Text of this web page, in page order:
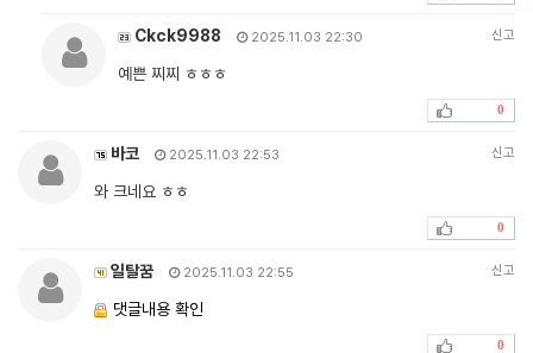
Ckck9988 2025.11.03 22:30 신고
예쁜 찌찌 ㅎㅎㅎ
0
바코 2025.11.03 22:53 신고
와 크네요 ㅎㅎ
0
일탈꿈 2025.11.03 22:55 신고
댓글내용 확인
0